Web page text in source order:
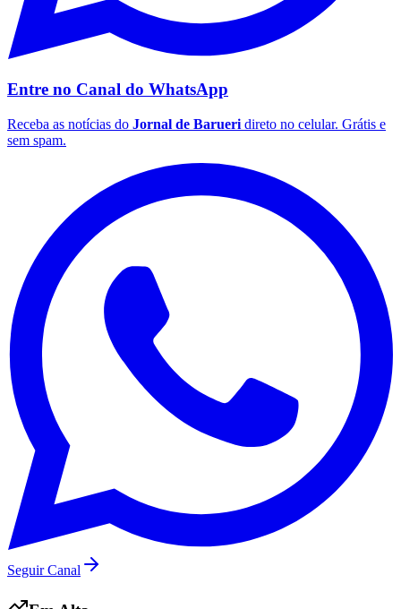
Vasco
Entre no Canal do WhatsApp
Receba as notícias do Jornal de Barueri direto no celular. Grátis e
sem spam.
Seguir Canal